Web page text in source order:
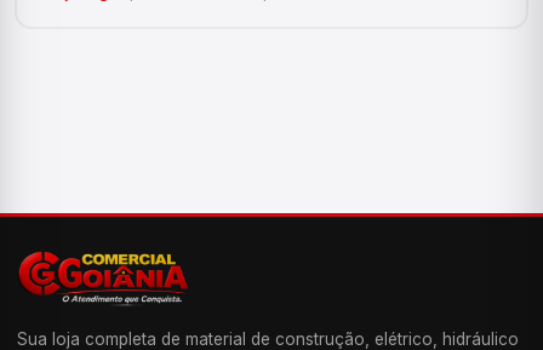
Sua loja completa de material de construção, elétrico, hidráulico